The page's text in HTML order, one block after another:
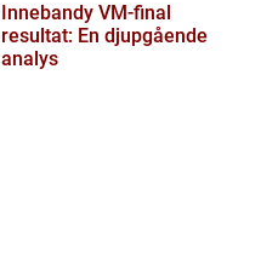
Innebandy VM-final
resultat: En djupgående
analys